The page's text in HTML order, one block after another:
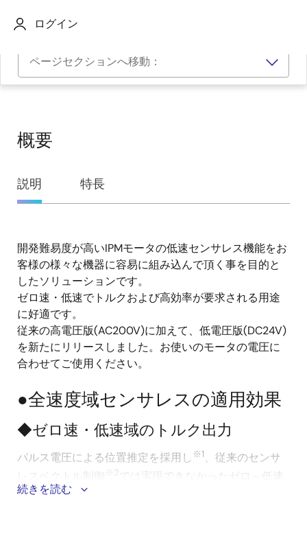
ログイン
ページセクションへ移動：
概要
概
要
説明 特長
説
明
開発難易度が高いIPMモータの低速センサレス機能をお
客様の様々な機器に容易に組み込んで頂く事を目的と
したソリューションです。
ゼロ速・低速でトルクおよび高効率が要求される用途
に好適です。
従来の高電圧版(AC200V)に加えて、低電圧版(DC24V)
を新たにリリースしました。お使いのモータの電圧に
合わせてご使用ください。
●全速度域センサレスの適用効果
◆ゼロ速・低速域のトルク出力
パルス電圧による位置推定を採用し ※1、従来のセンサ
レスベクトル制御
※2
では実現できなかったゼロ～低速
時（数百r/min程度）における定格トルク出力が可能で
続きを読む